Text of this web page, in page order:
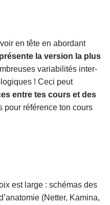
en tête en abordant
la version la plus
variabilités inter-
! Ceci peut
entre tes cours et des
pour référence ton cours
est large : schémas des
(Netter, Kamina,